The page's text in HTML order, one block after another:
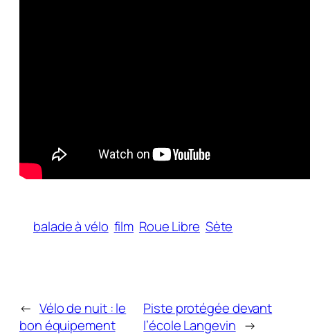
balade à vélo film Roue Libre Sète
← Vélo de nuit : le
bon équipement
Piste protégée devant
l’école Langevin →